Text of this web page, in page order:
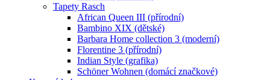
Tapety Rasch
African Queen III (přírodní)
Bambino XIX (dětské)
Barbara Home collection 3 (moderní)
Florentine 3 (přírodní)
Indian Style (grafika)
Schöner Wohnen (domácí značkové)